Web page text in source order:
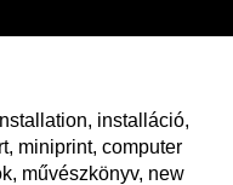
installáció,
miniprint, computer
művészkönyv, new